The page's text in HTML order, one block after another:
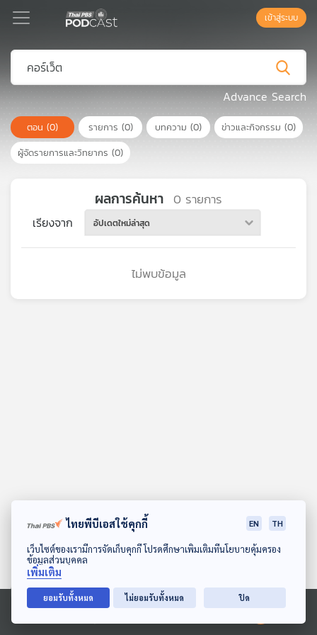
Podcast
เพล
ย์
ลิ
เพล
และ
เกี่ยว
ดาวน์โหลด Thai PBS Podcast Application
Ⓒ 2020 องค์การกระจายเสียงและแพร่ภาพสาธารณะแห่งประเทศไทย
เข้าสู่ระบบ
Advance Search
ตอน (0) รายการ (0) บทความ (0) ข่าวและกิจกรรม (0)
ผู้จัดรายการและวิทยากร (0)
ผลการค้นหา 0 รายการ
เรียงจาก อัปเดตใหม่ล่าสุด
ไม่พบข้อมูล
ไทยพีบีเอสใช้คุกกี้ EN TH
เว็บไซต์ของเรามีการจัดเก็บคุกกี้ โปรดศึกษาเพิ่มเติมที่นโยบายคุ้มครอง
ข้อมูลส่วนบุคคล
เพิ่มเติม
ยอมรับทั้งหมด ไม่ยอมรับทั้งหมด ปิด